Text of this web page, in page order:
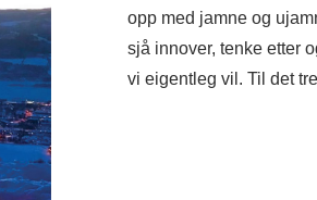
opp med jamne og
sjå innover, tenke etter
vi eigentleg vil. Til det